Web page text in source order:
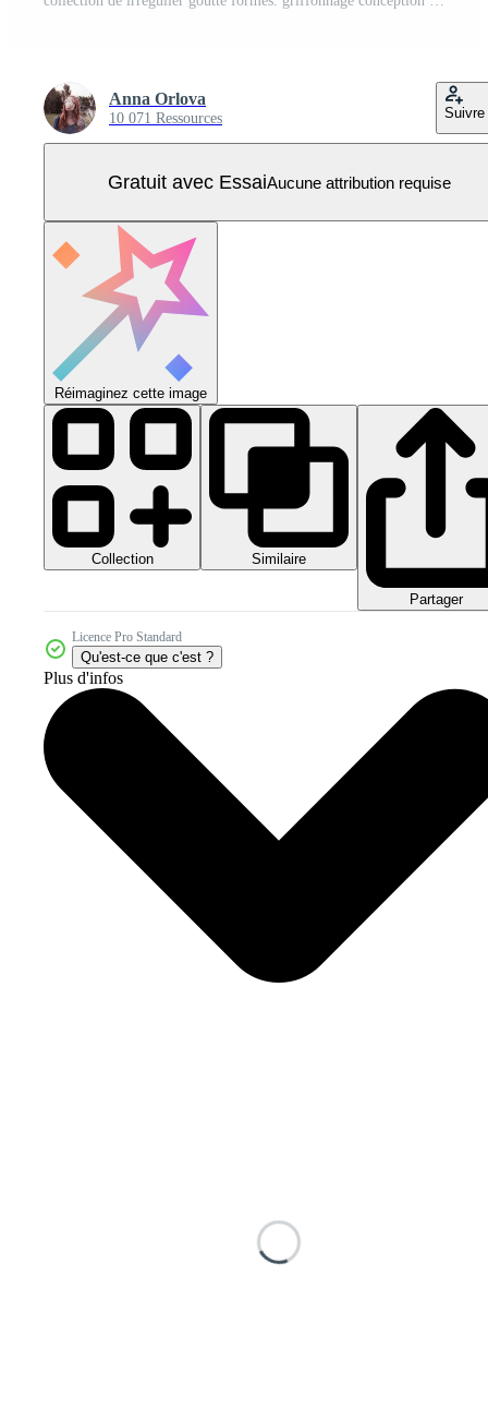
Anna Orlova
10 071 Ressources Suivre
Gratuit avec EssaiAucune attribution requise
Réimaginez cette image
Collection Similaire
Partager
Licence Pro Standard
Qu'est-ce que c'est ?
Plus d'infos